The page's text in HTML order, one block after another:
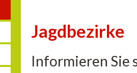
Jagdbezirke
Informieren Sie